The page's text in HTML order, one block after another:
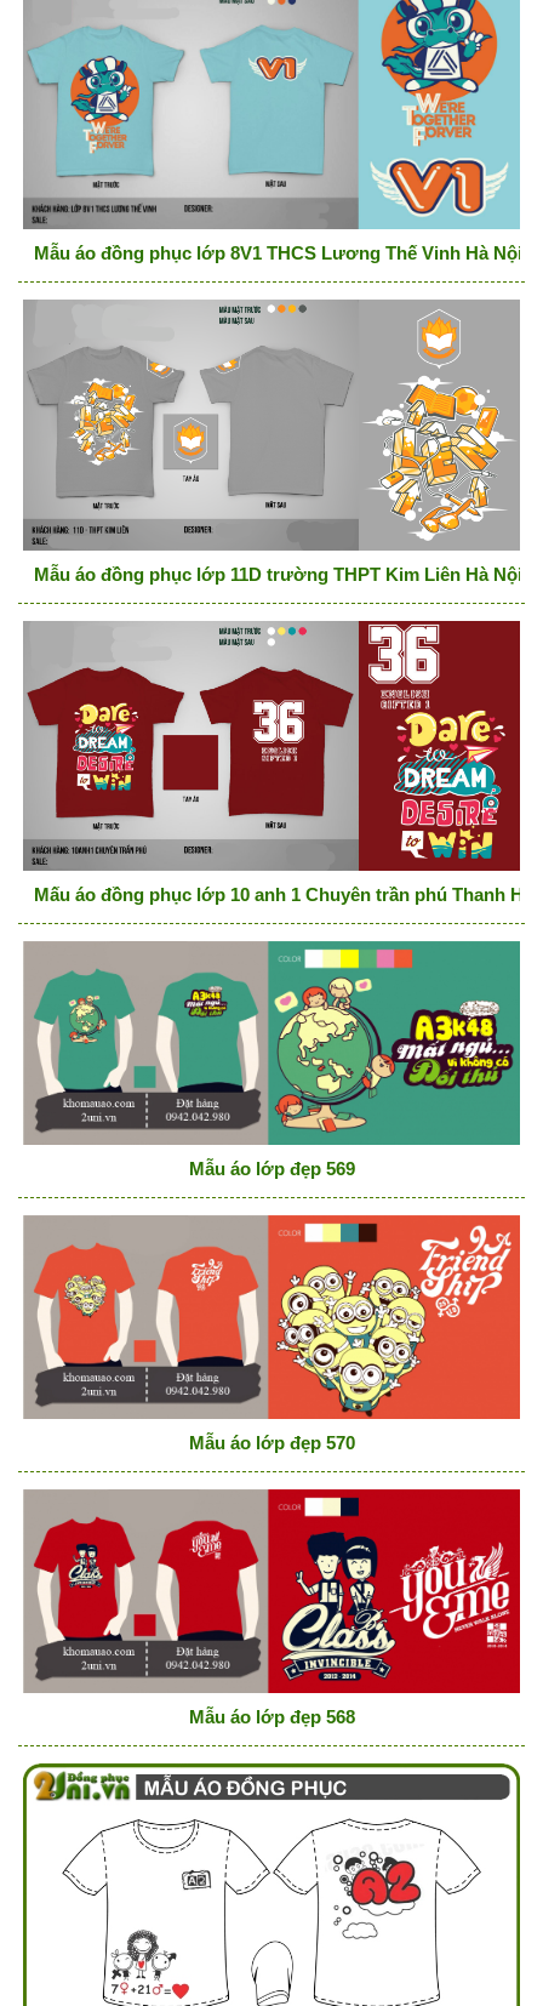
Mẫu áo đồng phục lớp 8V1 THCS Lương Thế Vinh Hà Nội
Mẫu áo đồng phục lớp 11D trường THPT Kim Liên Hà Nội
Mấu áo đồng phục lớp 10 anh 1 Chuyên trần phú Thanh Hóa
Mẫu áo lớp đẹp 569
Mẫu áo lớp đẹp 570
Mẫu áo lớp đẹp 568